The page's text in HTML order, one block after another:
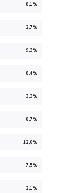
8,1%
2,7%
9,3%
8,4%
3,3%
8,7%
12,0%
7,5%
2,1%